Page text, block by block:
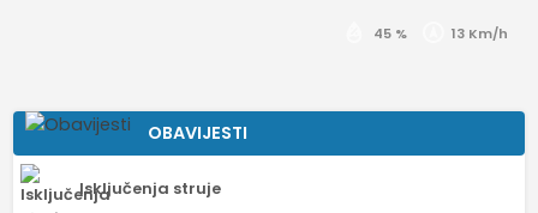
45 % 13 Km/h
OBAVIJESTI
Isključenja struje